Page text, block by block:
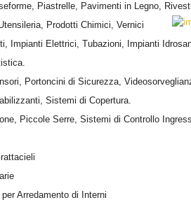
Piastrelle, Pavimenti in Legno,
Prodotti Chimici, Vernici
Impianti Elettrici, Tubazioni, Impianti
Portoncini di Sicurezza,
Sistemi di Copertura.
Piccole Serre, Sistemi di Controllo
Arredamento di Interni